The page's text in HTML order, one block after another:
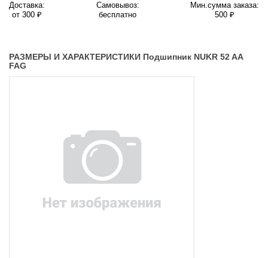
Доставка:
от 300 ₽
Самовывоз:
бесплатно
Мин.сумма заказа:
500 ₽
РАЗМЕРЫ И ХАРАКТЕРИСТИКИ Подшипник NUKR 52 AA
FAG